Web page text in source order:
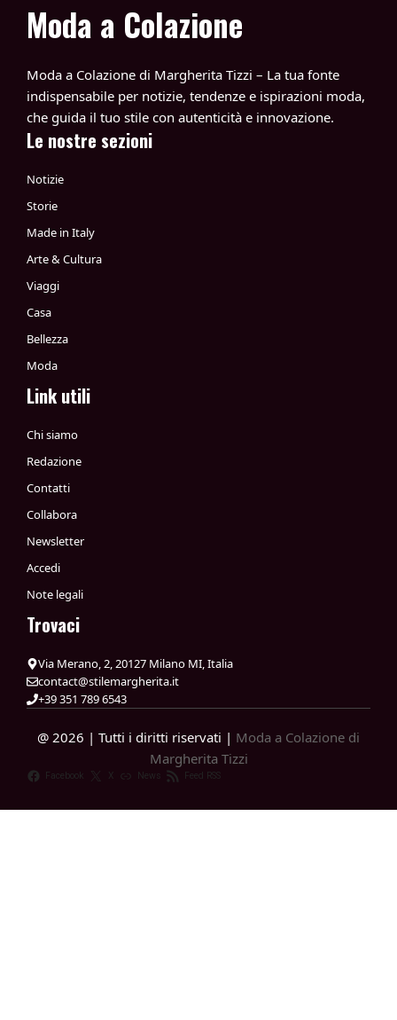
Moda a Colazione
Moda a Colazione di Margherita Tizzi – La tua fonte
indispensabile per notizie, tendenze e ispirazioni moda,
che guida il tuo stile con autenticità e innovazione.
Le nostre sezioni
Notizie
Storie
Made in Italy
Arte & Cultura
Viaggi
Casa
Bellezza
Moda
Link utili
Chi siamo
Redazione
Contatti
Collabora
Newsletter
Accedi
Note legali
Trovaci
Via Merano, 2, 20127 Milano MI, Italia
contact@stilemargherita.it
+39 351 789 6543
@ 2026 | Tutti i diritti riservati | Moda a Colazione di
Margherita Tizzi
Facebook X News Feed RSS